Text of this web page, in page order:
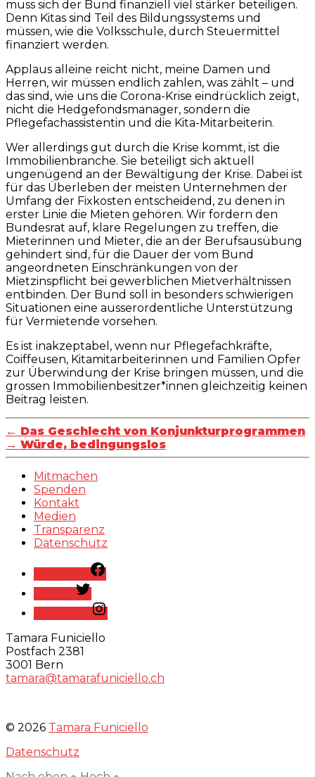
muss sich der Bund finanziell viel stärker beteiligen.
Denn Kitas sind Teil des Bildungssystems und
müssen, wie die Volksschule, durch Steuermittel
finanziert werden.
Applaus alleine reicht nicht, meine Damen und
Herren, wir müssen endlich zahlen, was zählt – und
das sind, wie uns die Corona-Krise eindrücklich zeigt,
nicht die Hedgefondsmanager, sondern die
Pflegefachassistentin und die Kita-Mitarbeiterin.
Wer allerdings gut durch die Krise kommt, ist die
Immobilienbranche. Sie beteiligt sich aktuell
ungenügend an der Bewältigung der Krise. Dabei ist
für das Überleben der meisten Unternehmen der
Umfang der Fixkosten entscheidend, zu denen in
erster Linie die Mieten gehören. Wir fordern den
Bundesrat auf, klare Regelungen zu treffen, die
Mieterinnen und Mieter, die an der Berufsausübung
gehindert sind, für die Dauer der vom Bund
angeordneten Einschränkungen von der
Mietzinspflicht bei gewerblichen Mietverhältnissen
entbinden. Der Bund soll in besonders schwierigen
Situationen eine ausserordentliche Unterstützung
für Vermietende vorsehen.
Es ist inakzeptabel, wenn nur Pflegefachkräfte,
Coiffeusen, Kitamitarbeiterinnen und Familien Opfer
zur Überwindung der Krise bringen müssen, und die
grossen Immobilienbesitzer*innen gleichzeitig keinen
Beitrag leisten.
← Das Geschlecht von Konjunkturprogrammen
→ Würde, bedingungslos
Mitmachen
Spenden
Kontakt
Medien
Transparenz
Datenschutz
Tamara Funiciello
Postfach 2381
3001 Bern
tamara@tamarafuniciello.ch
© 2026 Tamara Funiciello
Datenschutz